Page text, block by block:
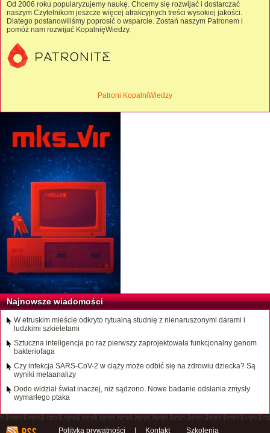
Od 2006 roku popularyzujemy naukę. Chcemy się rozwijać i dostarczać
naszym Czytelnikom jeszcze więcej atrakcyjnych treści wysokiej jakości.
Dlatego postanowiliśmy poprosić o wsparcie. Zostań naszym Patronem i
pomóż nam rozwijać KopalnięWiedzy.
Patroni KopalniWiedzy
Najnowsze wiadomości
W etruskim mieście odkryto rytualną studnię z nienaruszonymi darami i
ludzkimi szkieletami
Sztuczna inteligencja po raz pierwszy zaprojektowała funkcjonalny genom
bakteriofaga
Czy infekcja SARS-CoV-2 w ciąży może odbić się na zdrowiu dziecka? Są
wyniki metaanalizy
Dodo widział świat inaczej, niż sądzono. Nowe badanie odsłania zmysły
wymarłego ptaka
Polityka prywatności Kontakt Szkolenia